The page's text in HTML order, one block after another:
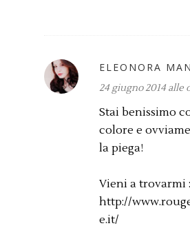
ELEONORA
24 giugno 2014 alle
Stai benissimo
colore e
la piega!
Vieni a trovarmi
http://
e.it/